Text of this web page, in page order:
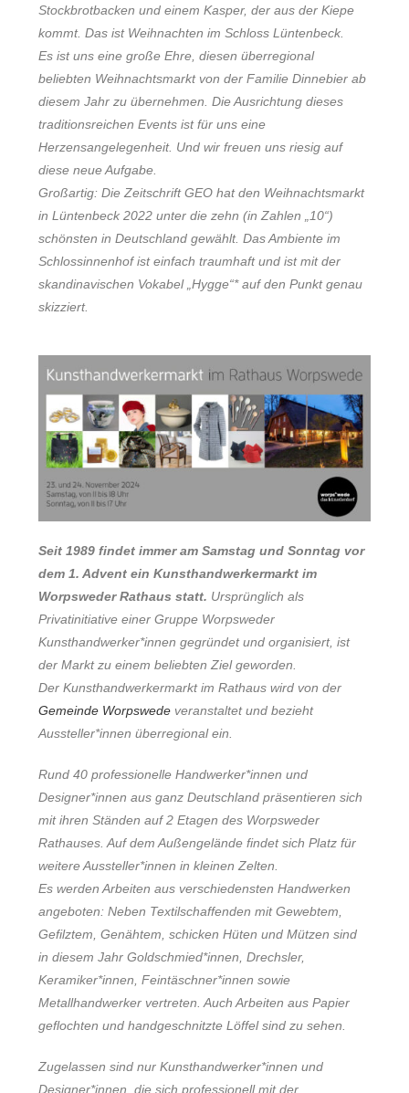
Stockbrotbacken und einem Kasper, der aus der Kiepe
kommt. Das ist Weihnachten im Schloss Lüntenbeck.
Es ist uns eine große Ehre, diesen überregional
beliebten Weihnachtsmarkt von der Familie Dinnebier ab
diesem Jahr zu übernehmen. Die Ausrichtung dieses
traditionsreichen Events ist für uns eine
Herzensangelegenheit. Und wir freuen uns riesig auf
diese neue Aufgabe.
Großartig: Die Zeitschrift GEO hat den Weihnachtsmarkt
in Lüntenbeck 2022 unter die zehn (in Zahlen „10“)
schönsten in Deutschland gewählt. Das Ambiente im
Schlossinnenhof ist einfach traumhaft und ist mit der
skandinavischen Vokabel „Hygge“* auf den Punkt genau
skizziert.
Seit 1989 findet immer am Samstag und Sonntag vor
dem 1. Advent ein Kunsthandwerkermarkt im
Worpsweder Rathaus statt. Ursprünglich als
Privatinitiative einer Gruppe Worpsweder
Kunsthandwerker*innen gegründet und organisiert, ist
der Markt zu einem beliebten Ziel geworden.
Der Kunsthandwerkermarkt im Rathaus wird von der
Gemeinde Worpswede veranstaltet und bezieht
Aussteller*innen überregional ein.
Rund 40 professionelle Handwerker*innen und
Designer*innen aus ganz Deutschland präsentieren sich
mit ihren Ständen auf 2 Etagen des Worpsweder
Rathauses. Auf dem Außengelände findet sich Platz für
weitere Aussteller*innen in kleinen Zelten.
Es werden Arbeiten aus verschiedensten Handwerken
angeboten: Neben Textilschaffenden mit Gewebtem,
Gefilztem, Genähtem, schicken Hüten und Mützen sind
in diesem Jahr Goldschmied*innen, Drechsler,
Keramiker*innen, Feintäschner*innen sowie
Metallhandwerker vertreten. Auch Arbeiten aus Papier
geflochten und handgeschnitzte Löffel sind zu sehen.
Zugelassen sind nur Kunsthandwerker*innen und
Designer*innen, die sich professionell mit der